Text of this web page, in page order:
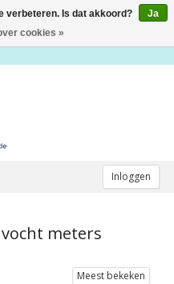
Inloggen
meters
Meest bekeken
verbeteren. Is dat akkoord?
Ja
cookies »